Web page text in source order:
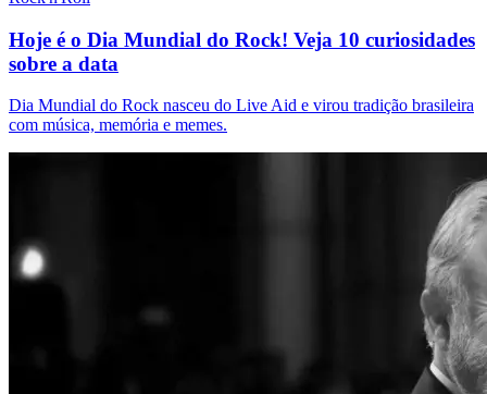
Hoje é o Dia Mundial do Rock! Veja 10 curiosidades
sobre a data
Dia Mundial do Rock nasceu do Live Aid e virou tradição brasileira
com música, memória e memes.